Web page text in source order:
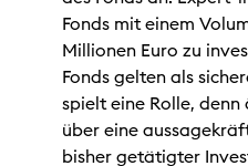
Fonds mit einem
Millionen Euro zu
Fonds gelten als
spielt eine Rolle,
über eine
bisher getätigter